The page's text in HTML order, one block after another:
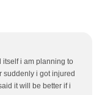
itself i am planning to
suddenly i got injured
it will be better if i